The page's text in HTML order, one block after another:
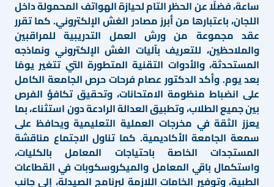
ساعة، فضلًا عن الحظر التام لحيازة الهواتف المحمولة داخل
اللجان، باعتبارها من أبرز مصادر الغش الإلكتروني. كما تقرر
عقد مجموعة من ورش العمل التدريبية للمراقبين
والملاحظين، للتعريف بآليات الغش الإلكتروني ونماذجه
المستحدثة، والأدوات التقنية المتطورة التي تتغير يومًا
بعد يوم. وأكد الدكتور عصام فرحات حرص الجامعة الكامل
على انضباط منظومة الامتحانات، وتحقيق تكافؤ الفرص
بين جميع الطلاب، وتطبيق العدالة الرادعة دون استثناء، بما
يعزز الثقة في مخرجات العملية التعليمية ويحافظ على
سمعة الجامعة الأكاديمية. كما تناول الاجتماع مناقشة
المستجدات الخاصة باحتياجات المعامل بالكليات،
واستكمال باقي المعامل والميكروسكوبات في القطاعات
الطبية، وتوفير الخامات اللازمة لبرنامج الصيدلة، إلى جانب